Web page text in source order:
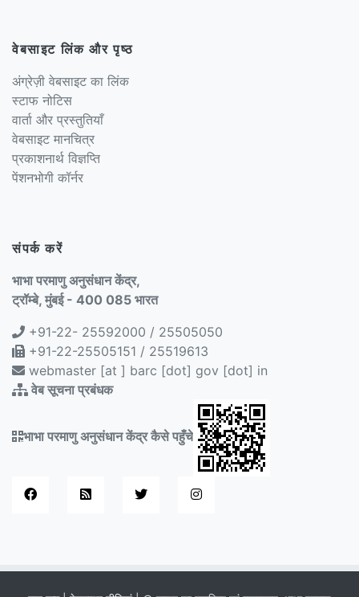
वेबसाइट लिंक और पृष्ठ
अंग्रेज़ी वेबसाइट का लिंक
स्टाफ नोटिस
वार्ता और प्रस्तुतियाँ
वेबसाइट मानचित्र
प्रकाशनार्थ विज्ञप्ति
पेंशनभोगी कॉर्नर
संपर्क करें
भाभा परमाणु अनुसंधान केंद्र,
ट्रॉम्बे, मुंबई - 400 085 भारत
+91-22- 25592000 / 25505050
+91-22-25505151 / 25519613
webmaster [at ] barc [dot] gov [dot] in
वेब सूचना प्रबंधक
भाभा परमाणु अनुसंधान केंद्र कैसे पहुँचे